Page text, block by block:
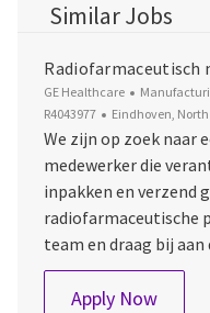
Similar Jobs
Radiofarmaceutisch
GE Healthcare Category
R4043977
Location
Eindhoven,
We zijn op zoek naar
medewerker die
inpakken en verzend
radiofarmaceutische
team en draag bij
Apply Now